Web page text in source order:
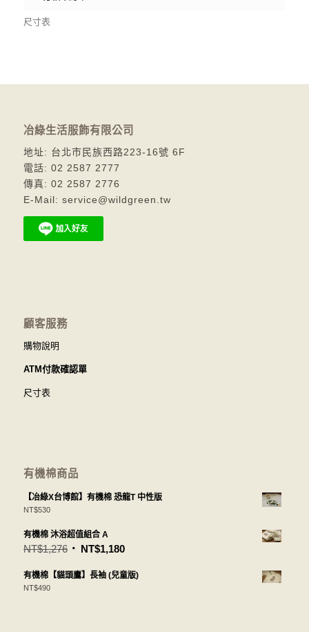
尺寸表
冶綠生活服飾有限公司
地址: 台北市民族西路223-16號 6F
電話: 02 2587 2777
傳真: 02 2587 2776
E-Mail: service@wildgreen.tw
顧客服務
購物說明
ATM付款確認單
尺寸表
有機棉商品
【冶綠X台博館】有機棉 恐龍T 中性版
NT$530
有機棉 沐浴超值組合 A
NT$1,276 NT$1,180
有機棉【貓頭鷹】長袖 (兒童版)
NT$490